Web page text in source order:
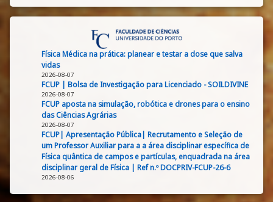
Física Médica na prática: planear e testar a dose que salva
vidas
2026-08-07
FCUP | Bolsa de Investigação para Licenciado - SOILDIVINE
2026-08-07
FCUP aposta na simulação, robótica e drones para o ensino
das Ciências Agrárias
2026-08-07
FCUP| Apresentação Pública| Recrutamento e Seleção de
um Professor Auxiliar para a a área disciplinar específica de
Física quântica de campos e partículas, enquadrada na área
disciplinar geral de Física | Ref n.º DOCPRIV-FCUP-26-6
2026-08-06